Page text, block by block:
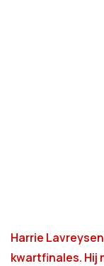
Harrie
kwartfinales. Hij